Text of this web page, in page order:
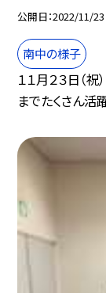
公開日 2022/11/23
南中の様子
１１月２３日（
までたくさん活